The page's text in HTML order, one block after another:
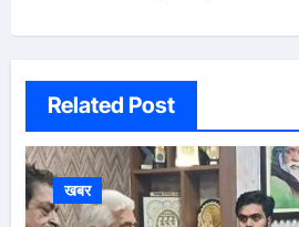
Related Post
खबर